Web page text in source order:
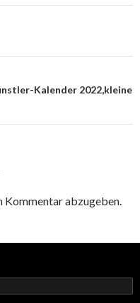
Kalender 2022,kleine
Kommentar abzugeben.